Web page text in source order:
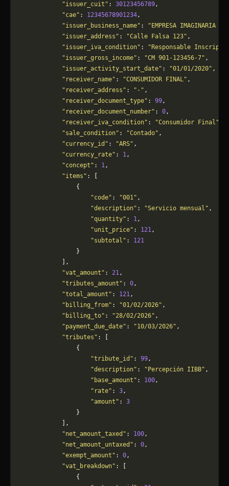
            "issuer_cuit"
: 30123456789,
            "cae"
: 12345678901234,
            "issuer_business_name"
:
"EMPRESA IMAGINARIA
            "issuer_address"
: "Calle Falsa 123" ,
            "issuer_iva_condition"
:
"Responsable
            "issuer_gross_income"
: "CM 901-123456-7" ,
            "issuer_activity_start_date"
: "01/01/2020" ,
            "receiver_name"
: "CONSUMIDOR FINAL" ,
            "receiver_address"
: "-" ,
            "receiver_document_type"
: 99,
            "receiver_document_number"
: 0,
            "receiver_iva_condition"
: "Consumidor Final"
            "sale_condition"
: "Contado" ,
            "currency_id"
: "ARS" ,
            "currency_rate"
: 1,
            "concept"
: 1,
            "items"
: [
                {
                    "code"
: "001" ,
                    "description"
: "Servicio mensual" ,
                    "quantity"
: 1,
                    "unit_price"
: 121,
                    "subtotal"
: 121
                }
            ],
            "vat_amount"
: 21,
            "tributes_amount"
: 0,
            "total_amount"
: 121,
            "billing_from"
: "01/02/2026" ,
            "billing_to"
: "28/02/2026" ,
            "payment_due_date"
: "10/03/2026" ,
            "tributes"
: [
                {
                    "tribute_id"
: 99,
                    "description"
: "Percepción IIBB" ,
                    "base_amount"
: 100,
                    "rate"
: 3,
                    "amount"
: 3
                }
            ],
            "net_amount_taxed"
: 100,
            "net_amount_untaxed"
: 0,
            "exempt_amount"
: 0,
            "vat_breakdown"
: [
                {